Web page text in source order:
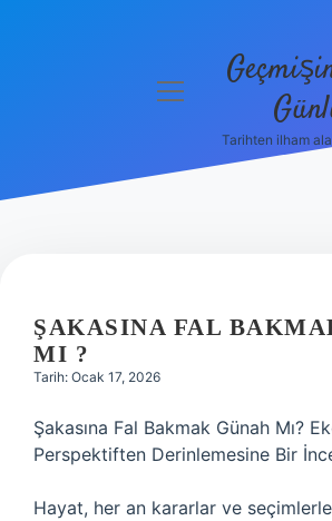
Hakkımızda
menüyü
Tarihten ilham
ŞAKASINA FAL
MI ?
Tarih: Ocak 17, 2026
Şakasına Fal Bakmak Günah Mı?
Perspektiften Derinlemesine Bir
Hayat, her an kararlar ve